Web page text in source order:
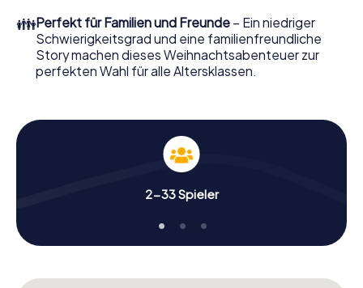
Teambuilding und eine stimmungsvolle
Weihnachtsthematik. Gönnen Sie Ihren Kollegen also
einen unvergesslichen Ausklang des Jahres und planen Sie
unser X-Mas Adventure als Programmpunkt Ihrer
👪Perfekt für Familien und Freunde – Ein niedriger
Schwierigkeitsgrad und eine familienfreundliche
Story machen dieses Weihnachtsabenteuer zur
perfekten Wahl für alle Altersklassen.
2-33 Spieler